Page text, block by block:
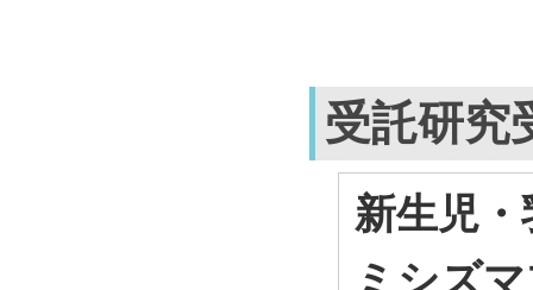
受託研究
新生児
ミシズ